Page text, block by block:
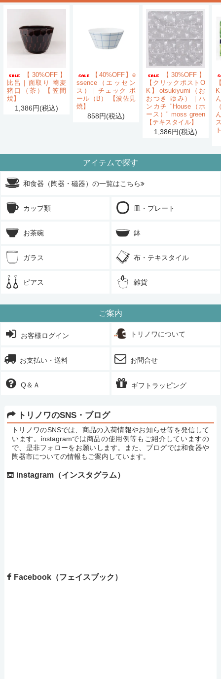
【30%OFF】
比呂｜面取り 蕎麦
猪口（茶）【笠間
焼】
1,386円(税込)
【40%OFF】e
ssence（エッセン
ス）｜チェック ボ
ール（B） 【波佐見
焼】
858円(税込)
【30%OFF】
【クリックポストO
K】otsukiyumi（お
おつき ゆみ）｜ハ
ンカチ "House（ホ
ース）" moss green
【テキスタイル】
1,386円(税込)
アイテムで探す
和食器（陶器・磁器）の一覧はこちら
カップ類 皿・プレート
お茶碗 鉢
ガラス 布・テキスタイル
ピアス 雑貨
ご案内
お客様ログイン トリノワについて
お支払い・送料 お問合せ
Q＆Ａ ギフトラッピング
トリノワのSNS・ブログ
トリノワのSNSでは、商品の入荷情報やお知らせ等を発信して
います。instagramでは商品の使用例等もご紹介していますの
で、是非フォローをお願いします。また、ブログでは和食器や
陶器市についての情報もご案内しています。
instagram（インスタグラム）
Facebook（フェイスブック）